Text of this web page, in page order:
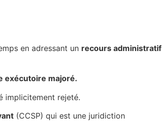
en adressant un recours administratif
exécutoire majoré.
implicitement rejeté.
(CCSP) qui est une juridiction